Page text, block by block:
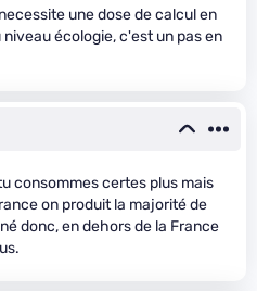
une dose de calcul en
écologie, c'est un pas en
consommes certes plus mais
on produit la majorité de
donc, en dehors de la France